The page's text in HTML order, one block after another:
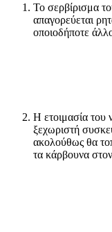
Το σερβίρισμα
απαγορεύεται
οποιοδήποτε
Η ετοιμασία του
ξεχωριστή
ακολούθως θα
τα κάρβουνα